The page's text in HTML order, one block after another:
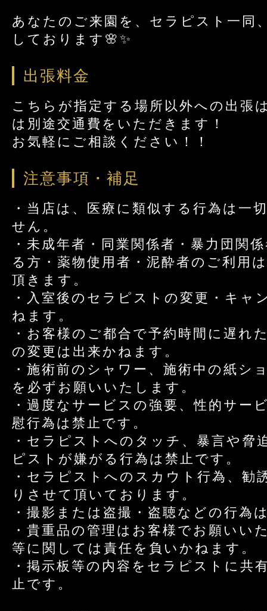
あなたのご来園を、セラピスト一同
しております🌸✨
出張料金
こちらが指定する場所以外への出張
は別途交通費をいただきます！
お気軽にご相談ください！！
注意事項・補足
・当店は、医療に類似する行為は一
せん。
・未成年者・同業関係者・暴力団関
る方・薬物使用者・泥酔者のご利用
頂きます。
・入室後のセラピストの変更・キャ
ねます。
・お客様のご都合で予約時間に遅れ
の変更は出来かねます。
・施術前のシャワー、施術中の紙シ
を必ずお願いいたします。
・過度なサービスの強要、性的サー
慰行為は禁止です。
・セラピストへのタッチ、暴言や脅
ピストが嫌がる行為は禁止です。
・セラピストへのスカウト行為、勧
りさせて頂いております。
・撮影または盗撮・盗聴などの行為
・貴重品の管理はお客様でお願いい
等に関しては責任を負いかねます。
・掲示板等の内容をセラピストに共
止です。